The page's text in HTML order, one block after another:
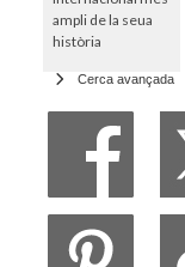
ampli de la seua
història
Cerca avançada